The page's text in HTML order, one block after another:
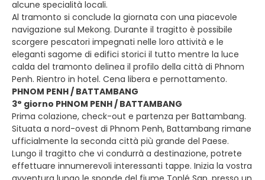
alcune specialità locali.
Al tramonto si conclude la giornata con una piacevole
navigazione sul Mekong. Durante il tragitto è possibile
scorgere pescatori impegnati nelle loro attività e le
eleganti sagome di edifici storici il tutto mentre la luce
calda del tramonto delinea il profilo della città di Phnom
Penh. Rientro in hotel. Cena libera e pernottamento.
PHNOM PENH / BATTAMBANG
3° giorno PHNOM PENH / BATTAMBANG
Prima colazione, check-out e partenza per Battambang.
Situata a nord-ovest di Phnom Penh, Battambang rimane
ufficialmente la seconda città più grande del Paese.
Lungo il tragitto che vi condurrà a destinazione, potrete
effettuare innumerevoli interessanti tappe. Inizia la vostra